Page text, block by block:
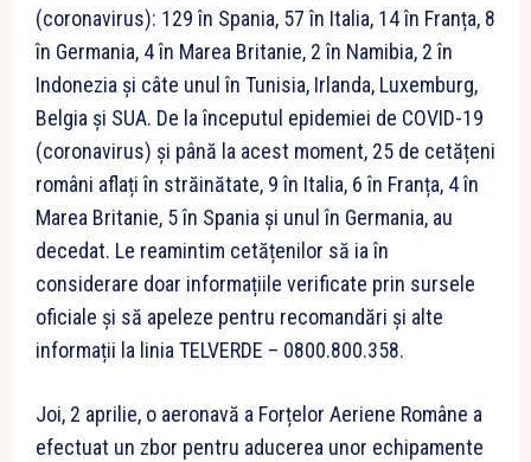
(coronavirus): 129 în Spania, 57 în Italia, 14 în Franța, 8
în Germania, 4 în Marea Britanie, 2 în Namibia, 2 în
Indonezia și câte unul în Tunisia, Irlanda, Luxemburg,
Belgia și SUA. De la începutul epidemiei de COVID-19
(coronavirus) și până la acest moment, 25 de cetățeni
români aflați în străinătate, 9 în Italia, 6 în Franța, 4 în
Marea Britanie, 5 în Spania și unul în Germania, au
decedat. Le reamintim cetățenilor să ia în
considerare doar informațiile verificate prin sursele
oficiale și să apeleze pentru recomandări și alte
informații la linia TELVERDE – 0800.800.358.
Joi, 2 aprilie, o aeronavă a Forțelor Aeriene Române a
efectuat un zbor pentru aducerea unor echipamente